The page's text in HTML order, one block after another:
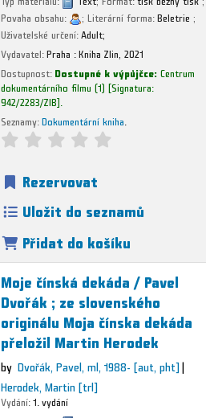
Povaha obsahu:
; Literární forma:Beletrie ;
Uživatelské určení:Adult;
Vydavatel:Praha :Kniha Zlin, 2021
Dostupnost:Dostupné k výpůjčce:Centrum
dokumentárního filmu (1) Signatura:
942/2283/ZIB
Seznamy:Dokumentární kniha
Rezervovat
Uložit do seznamů
Přidat do košíku
Moje čínská dekáda /Pavel
Dvořák ; ze slovenského
originálu Moja čínska dekáda
přeložil Martin Herodek
by Dvořák, Pavel, ml, 1988-[aut, pht]
Herodek, Martin[trl]
Vydání:1. vydání